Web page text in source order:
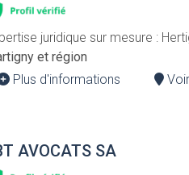
juridique sur mesure :
et région
Plus d'informations
AVOCATS SA